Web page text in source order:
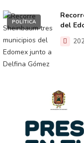
POLÍTICA
del